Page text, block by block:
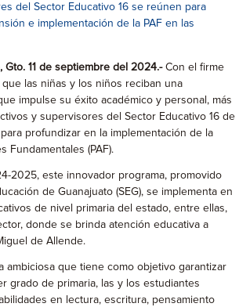
del Sector Educativo 16 se reúnen para
e implementación de la PAF en las
Gto. 11 de septiembre del 2024.-Con el firme
las niñas y los niños reciban una
impulse su éxito académico y personal, más
y supervisores del Sector Educativo 16 de
profundizar en la implementación de la
Fundamentales (PAF).
2025, este innovador programa, promovido
de Guanajuato (SEG), se implementa en
de nivel primaria del estado, entre ellas,
donde se brinda atención educativa a
de Allende.
ambiciosa que tiene como objetivo garantizar
grado de primaria, las y los estudiantes
en lectura, escritura, pensamiento